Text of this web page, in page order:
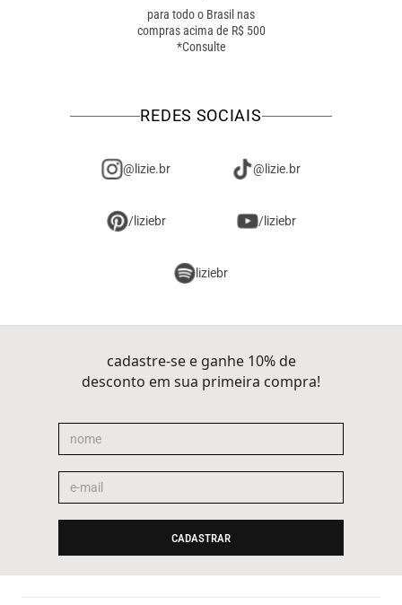
para todo o Brasil nas
compras acima de R$ 500
*Consulte
REDES SOCIAIS
@lizie.br @lizie.br
/liziebr /liziebr
liziebr
cadastre-se e ganhe 10% de
desconto em sua primeira compra!
CADASTRAR